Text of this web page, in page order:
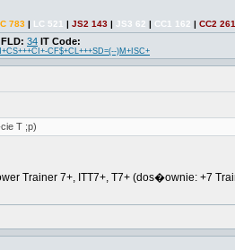
783 | LC 521 | JS2 143 | JS3 62 | CC1 162 | CC2 261
34 IT Code:
CF$+CL+++SD=(--)M+ISC+
T ;p)
Trainer 7+, ITT7+, T7+ (dos�ownie: +7